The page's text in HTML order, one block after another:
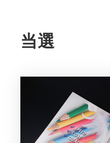
当選